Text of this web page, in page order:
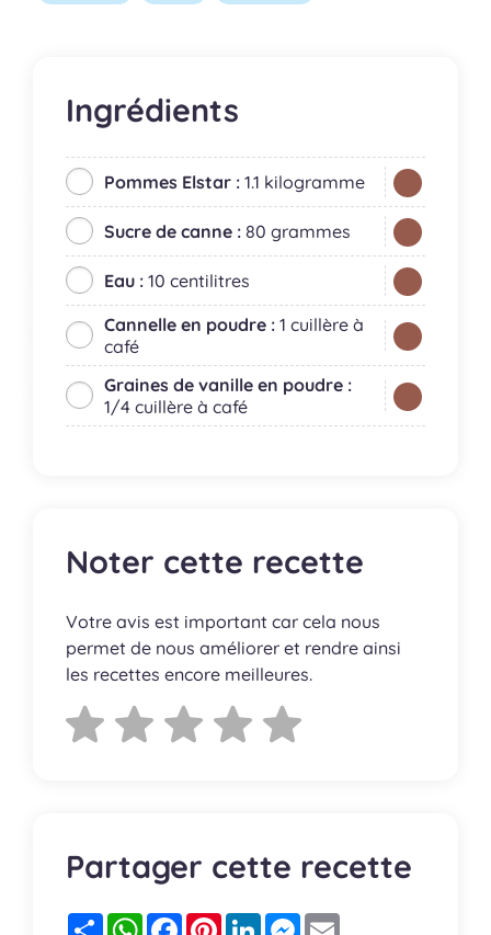
Ingrédients
Pommes Elstar : 1.1 kilogramme
Sucre de canne : 80 grammes
Eau : 10 centilitres
Cannelle en poudre : 1 cuillère à
café
Graines de vanille en poudre :
1/4 cuillère à café
Noter cette recette
Votre avis est important car cela nous
permet de nous améliorer et rendre ainsi
les recettes encore meilleures.
Partager cette recette
PartagerWhatsApp
FacebookPinterestLinkedInMessenger